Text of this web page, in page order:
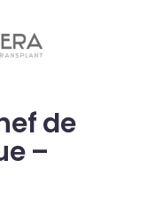
de
–